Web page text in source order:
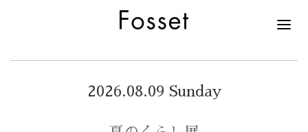
2026.08.09 Sunday